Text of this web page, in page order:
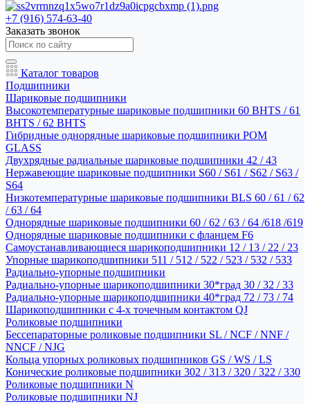
+7 (916) 574-63-40
Заказать звонок
Каталог товаров
Подшипники
Шариковые подшипники
Высокотемпературные шариковые подшипники 60 BHTS / 61
BHTS / 62 BHTS
Гибридные однорядные шариковые подшипники POM
GLASS
Двухрядные радиальные шариковые подшипники 42 / 43
Нержавеющие шариковые подшипники S60 / S61 / S62 / S63 /
S64
Низкотемпературные шариковые подшипники BLS 60 / 61 / 62
/ 63 / 64
Однорядные шариковые подшипники 60 / 62 / 63 / 64 /618 /619
Однорядные шариковые подшипники с фланцем F6
Самоустанавливающиеся шарикоподшипники 12 / 13 / 22 / 23
Упорные шарикоподшипники 511 / 512 / 522 / 523 / 532 / 533
Радиально-упорные подшипники
Радиально-упорные шарикоподшипники 30*град 30 / 32 / 33
Радиально-упорные шарикоподшипники 40*град 72 / 73 / 74
Шарикоподшипники с 4-х точечным контактом QJ
Роликовые подшипники
Бессепараторные роликовые подшипники SL / NCF / NNF /
NNCF / NJG
Кольца упорных роликовых подшипников GS / WS / LS
Конические роликовые подшипники 302 / 313 / 320 / 322 / 330
Роликовые подшипники N
Роликовые подшипники NJ